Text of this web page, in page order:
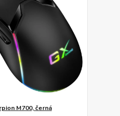
M700, černá